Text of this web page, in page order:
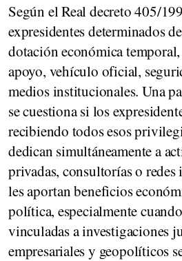
Según elReal decreto 405/
expresidentes determinados
dotación económica
apoyo, vehículo oficial,
medios institucionales. Una
se cuestionasi los
recibiendo todos esos
dedican simultáneamente a
privadas, consultorías o
les aportan beneficios
política, especialmente
vinculadas a investigaciones
empresariales y geopolíticos